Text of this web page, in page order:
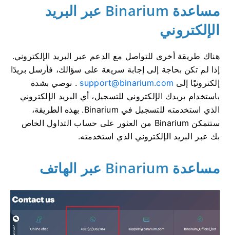
مساعدة Binarium عبر البريد
الإلكتروني
هناك طريقة أخرى للتواصل مع الدعم عبر البريد الإلكتروني.
إذا لم تكن بحاجة إلى إجابة سريعة على سؤالك، فأرسل بريدًا
إلكترونيًا إلى support@binarium.com . نوصي بشدة
باستخدام بريدك الإلكتروني للتسجيل، أي البريد الإلكتروني
الذي استخدمته للتسجيل في Binarium. بهذه الطريقة،
ستتمكن Binarium من العثور على حساب التداول الخاص
بك عبر البريد الإلكتروني الذي استخدمته.
مساعدة Binarium عبر الهاتف